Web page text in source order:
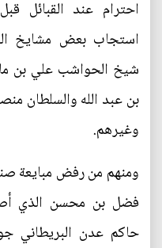
استجاب بعض مشايخ
شيخ الحواشب علي بن
بن عبد الله والسلطان
وغيرهم.
ومنهم من رفض مبايعة
فضل بن محسن الذي
حاكم عدن البريطاني